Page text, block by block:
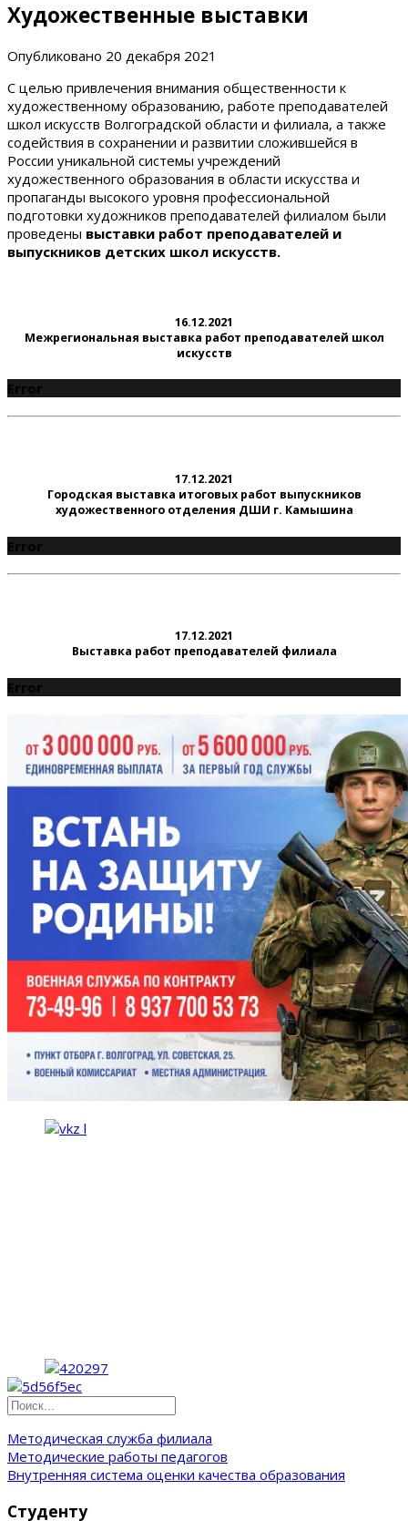
Художественные выставки
Опубликовано 20 декабря 2021
С целью привлечения внимания общественности к
художественному образованию, работе преподавателей
школ искусств Волгоградской области и филиала, а также
содействия в сохранении и развитии сложившейся в
России уникальной системы учреждений
художественного образования в области искусства и
пропаганды высокого уровня профессиональной
подготовки художников преподавателей филиалом были
проведены выставки работ преподавателей и
выпускников детских школ искусств.
16.12.2021
Межрегиональная выставка работ преподавателей школ
искусств
Error
17.12.2021
Городская выставка итоговых работ выпускников
художественного отделения ДШИ г. Камышина
Error
17.12.2021
Выставка работ преподавателей филиала
Error
Методическая служба филиала
Методические работы педагогов
Внутренняя система оценки качества образования
Студенту